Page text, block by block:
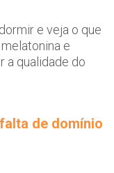
e veja o que
e
a qualidade do
de domínio